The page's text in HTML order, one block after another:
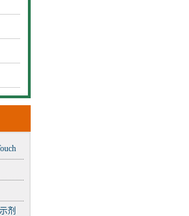
剂